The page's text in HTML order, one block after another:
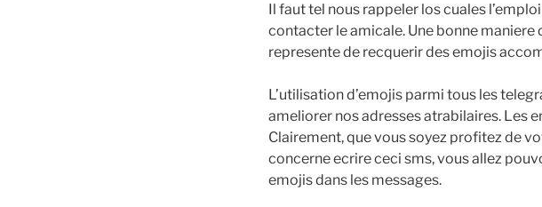
Il faut tel nous rappeler los cuales
contacter le amicale. Une bonne
represente de recquerir des emojis
L’utilisation d’emojis parmi tous les
ameliorer nos adresses atrabilaires. Les
Clairement, que vous soyez profitez de
concerne ecrire ceci sms, vous allez
emojis dans les messages.